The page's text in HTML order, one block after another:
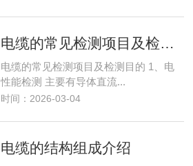
电缆的常见检测项目及检测目的
电缆的常见检测项目及检测目的 1、电
性能检测 主要有导体直流...
时间：2026-03-04
电缆的结构组成介绍